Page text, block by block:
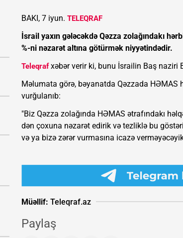
BAKI, 7 iyun. TELEQRAF
İsrail yaxın gələcəkdə Qəzza zolağındakı
%-ni nəzarət altına götürmək niyyətindədir.
Teleqrafxəbər verir ki, bunu İsrailin Baş naziri
Məlumata görə, bəyanatda Qəzzada HƏMAS
vurğulanıb:
"Biz Qəzza zolağında HƏMAS ətrafındakı
dən çoxuna nəzarət edirik və tezliklə bu
və ya bizə zərər vurmasına icazə
Müəllif: Teleqraf.az
Paylaş